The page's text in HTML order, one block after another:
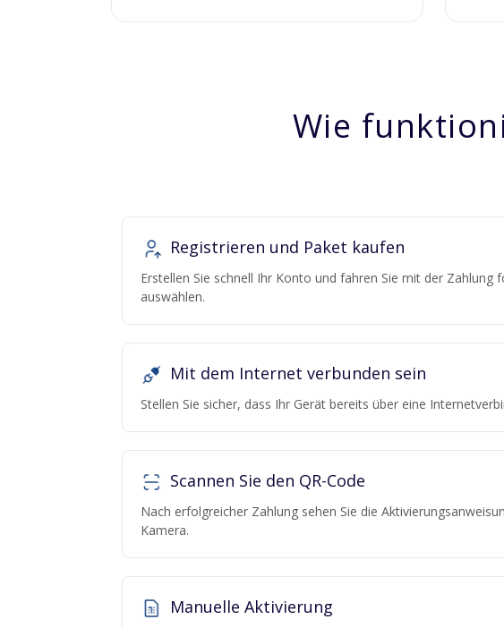
Wie
Registrieren und Paket kaufen
Erstellen Sie schnell Ihr Konto und fahren Sie mit der Zahlung
auswählen.
Mit dem Internet verbunden sein
Stellen Sie sicher, dass Ihr Gerät bereits über eine
Scannen Sie den QR-Code
Nach erfolgreicher Zahlung sehen Sie die
Kamera.
Manuelle Aktivierung